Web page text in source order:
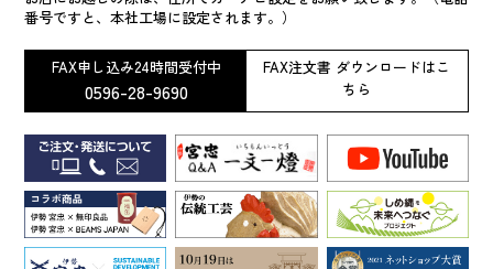
番号ですと、本社工場に設定されます。）
FAX申し込み24時間受付中
0596-28-9690
FAX注文書 ダウンロードはこ
ちら